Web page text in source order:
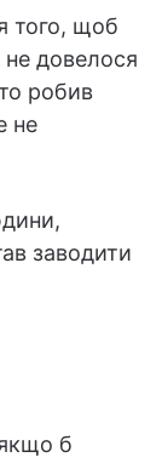
того, щоб
довелося
робив
не
заводити
б